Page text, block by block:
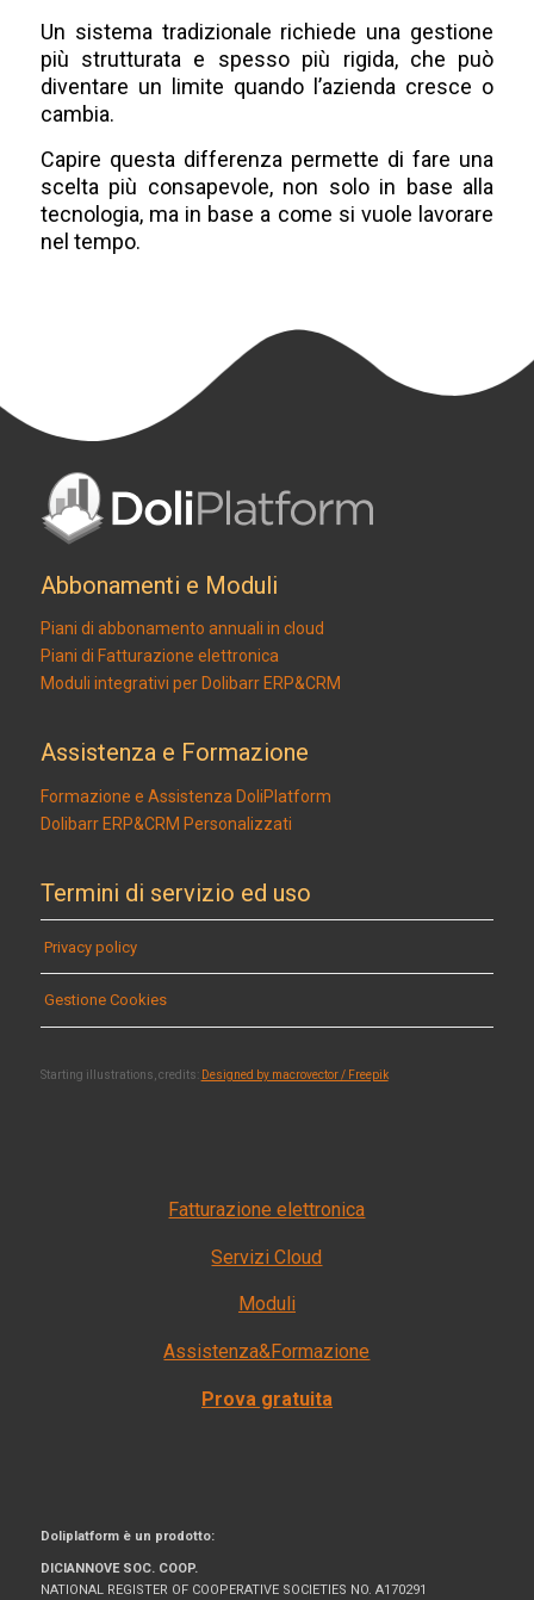
Un sistema tradizionale richiede una gestione
più strutturata e spesso più rigida, che può
diventare un limite quando l’azienda cresce o
cambia.
Capire questa differenza permette di fare una
scelta più consapevole, non solo in base alla
tecnologia, ma in base a come si vuole lavorare
nel tempo.
Abbonamenti e Moduli
Piani di abbonamento annuali in cloud
Piani di Fatturazione elettronica
Moduli integrativi per Dolibarr ERP&CRM
Assistenza e Formazione
Formazione e Assistenza DoliPlatform
Dolibarr ERP&CRM Personalizzati
Termini di servizio ed uso
Privacy policy
Gestione Cookies
Starting illustrations, credits: Designed by macrovector / Freepik
Fatturazione elettronica
Servizi Cloud
Moduli
Assistenza&Formazione
Prova gratuita
Doliplatform è un prodotto:
DICIANNOVE SOC. COOP.
NATIONAL REGISTER OF COOPERATIVE SOCIETIES NO. A170291